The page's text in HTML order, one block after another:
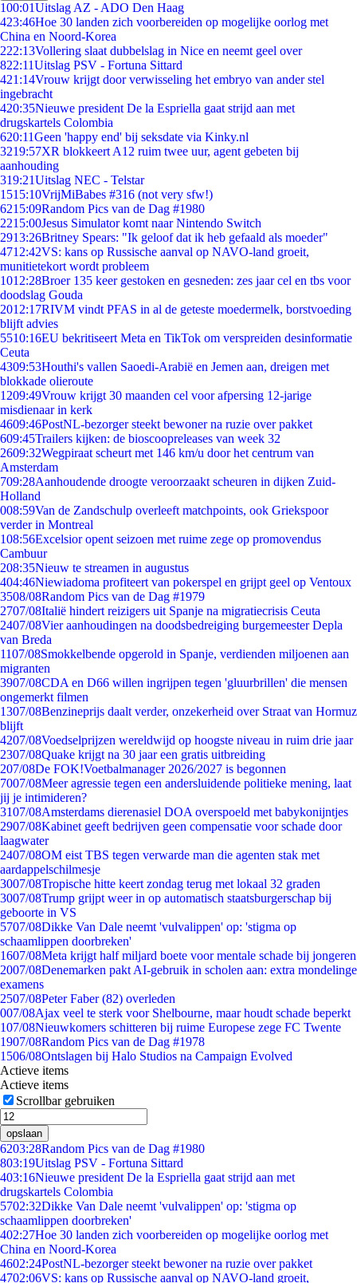
100:01Uitslag AZ - ADO Den Haag
423:46Hoe 30 landen zich voorbereiden op mogelijke oorlog met
China en Noord-Korea
222:13Vollering slaat dubbelslag in Nice en neemt geel over
822:11Uitslag PSV - Fortuna Sittard
421:14Vrouw krijgt door verwisseling het embryo van ander stel
ingebracht
420:35Nieuwe president De la Espriella gaat strijd aan met
drugskartels Colombia
620:11Geen 'happy end' bij seksdate via Kinky.nl
3219:57XR blokkeert A12 ruim twee uur, agent gebeten bij
aanhouding
319:21Uitslag NEC - Telstar
1515:10VrijMiBabes #316 (not very sfw!)
6215:09Random Pics van de Dag #1980
2215:00Jesus Simulator komt naar Nintendo Switch
2913:26Britney Spears: "Ik geloof dat ik heb gefaald als moeder"
4712:42VS: kans op Russische aanval op NAVO-land groeit,
munitietekort wordt probleem
1012:28Broer 135 keer gestoken en gesneden: zes jaar cel en tbs voor
doodslag Gouda
2012:17RIVM vindt PFAS in al de geteste moedermelk, borstvoeding
blijft advies
5510:16EU bekritiseert Meta en TikTok om verspreiden desinformatie
Ceuta
4309:53Houthi's vallen Saoedi-Arabië en Jemen aan, dreigen met
blokkade olieroute
1209:49Vrouw krijgt 30 maanden cel voor afpersing 12-jarige
misdienaar in kerk
4609:46PostNL-bezorger steekt bewoner na ruzie over pakket
609:45Trailers kijken: de bioscoopreleases van week 32
2609:32Wegpiraat scheurt met 146 km/u door het centrum van
Amsterdam
709:28Aanhoudende droogte veroorzaakt scheuren in dijken Zuid-
Holland
008:59Van de Zandschulp overleeft matchpoints, ook Griekspoor
verder in Montreal
108:56Excelsior opent seizoen met ruime zege op promovendus
Cambuur
208:35Nieuw te streamen in augustus
404:46Niewiadoma profiteert van pokerspel en grijpt geel op Ventoux
3508/08Random Pics van de Dag #1979
2707/08Italië hindert reizigers uit Spanje na migratiecrisis Ceuta
2407/08Vier aanhoudingen na doodsbedreiging burgemeester Depla
van Breda
1107/08Smokkelbende opgerold in Spanje, verdienden miljoenen aan
migranten
3907/08CDA en D66 willen ingrijpen tegen 'gluurbrillen' die mensen
ongemerkt filmen
1307/08Benzineprijs daalt verder, onzekerheid over Straat van Hormuz
blijft
4207/08Voedselprijzen wereldwijd op hoogste niveau in ruim drie jaar
2307/08Quake krijgt na 30 jaar een gratis uitbreiding
207/08De FOK!Voetbalmanager 2026/2027 is begonnen
7007/08Meer agressie tegen een andersluidende politieke mening, laat
jij je intimideren?
3107/08Amsterdams dierenasiel DOA overspoeld met babykonijntjes
2907/08Kabinet geeft bedrijven geen compensatie voor schade door
laagwater
2407/08OM eist TBS tegen verwarde man die agenten stak met
aardappelschilmesje
3007/08Tropische hitte keert zondag terug met lokaal 32 graden
3007/08Trump grijpt weer in op automatisch staatsburgerschap bij
geboorte in VS
5707/08Dikke Van Dale neemt 'vulvalippen' op: 'stigma op
schaamlippen doorbreken'
1607/08Meta krijgt half miljard boete voor mentale schade bij jongeren
2007/08Denemarken pakt AI-gebruik in scholen aan: extra mondelinge
examens
2507/08Peter Faber (82) overleden
007/08Ajax veel te sterk voor Shelbourne, maar houdt schade beperkt
107/08Nieuwkomers schitteren bij ruime Europese zege FC Twente
1907/08Random Pics van de Dag #1978
1506/08Ontslagen bij Halo Studios na Campaign Evolved
Actieve items
Actieve items
Scrollbar gebruiken
opslaan
6203:28Random Pics van de Dag #1980
803:19Uitslag PSV - Fortuna Sittard
403:16Nieuwe president De la Espriella gaat strijd aan met
drugskartels Colombia
5702:32Dikke Van Dale neemt 'vulvalippen' op: 'stigma op
schaamlippen doorbreken'
402:27Hoe 30 landen zich voorbereiden op mogelijke oorlog met
China en Noord-Korea
4602:24PostNL-bezorger steekt bewoner na ruzie over pakket
4702:06VS: kans op Russische aanval op NAVO-land groeit,